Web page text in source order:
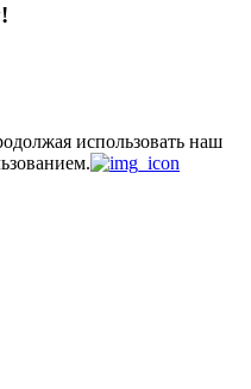
использовать наш